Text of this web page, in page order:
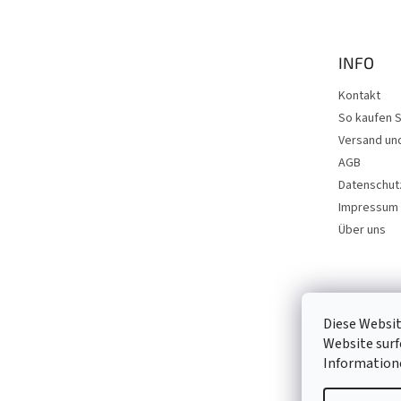
Diese
Website
INFO
Kontakt
So kaufen
Versand
AGB
Impressum
Über uns